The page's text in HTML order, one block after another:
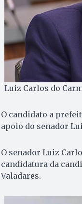
Luiz Carlos do
O candidato a
apoio do senador
O senador Luiz
candidatura da
Valadares.